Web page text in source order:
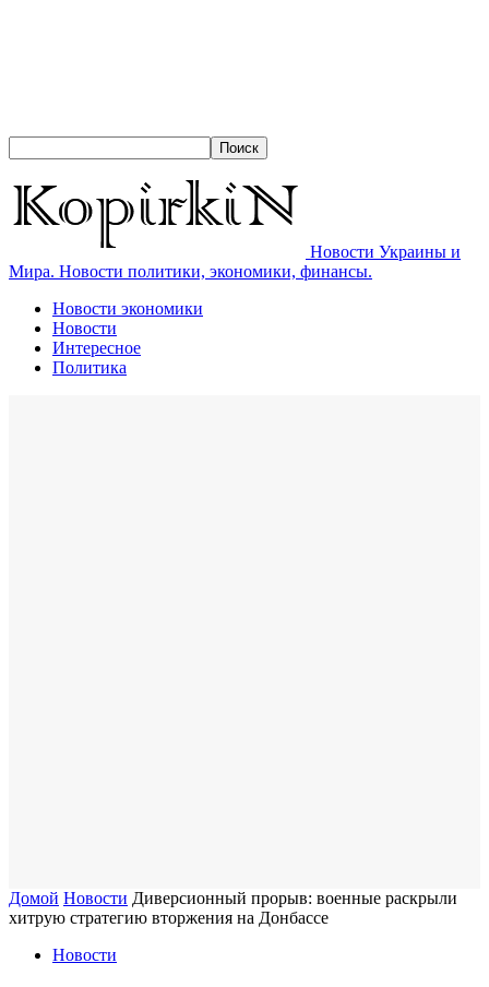
Новости Украины и
Мира. Новости политики, экономики, финансы.
Новости экономики
Новости
Интересное
Политика
Домой Новости Диверсионный прорыв: военные раскрыли
хитрую стратегию вторжения на Донбассе
Новости